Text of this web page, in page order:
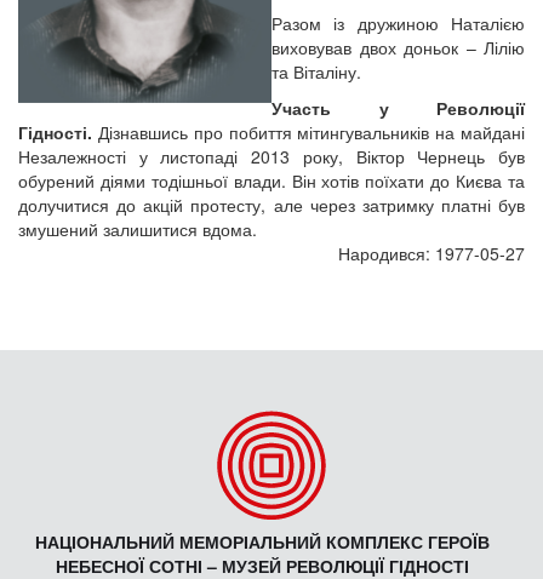
Разом із дружиною Наталією
виховував двох доньок – Лілію
та Віталіну.
Участь у Революції
Гідності. Дізнавшись про побиття мітингувальників на майдані
Незалежності у листопаді 2013 року, Віктор Чернець був
обурений діями тодішньої влади. Він хотів поїхати до Києва та
долучитися до акцій протесту, але через затримку платні був
змушений залишитися вдома.
Народився: 1977-05-27
НАЦІОНАЛЬНИЙ МЕМОРІАЛЬНИЙ КОМПЛЕКС ГЕРОЇВ
НЕБЕСНОЇ СОТНІ – МУЗЕЙ РЕВОЛЮЦІЇ ГІДНОСТІ